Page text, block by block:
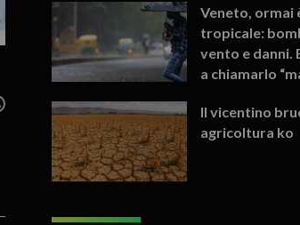
Veneto, ormai
tropicale:
vento e danni.
a chiamarlo
Il vicentino
agricoltura ko